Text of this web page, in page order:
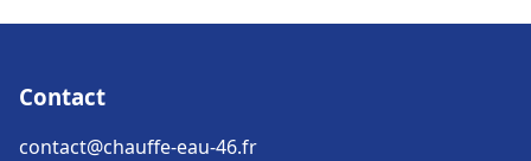
Contact
contact@chauffe-eau-46.fr